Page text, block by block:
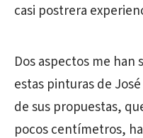
casi postrera
Dos aspectos me
estas pinturas de
de sus propuestas,
pocos centímetros,